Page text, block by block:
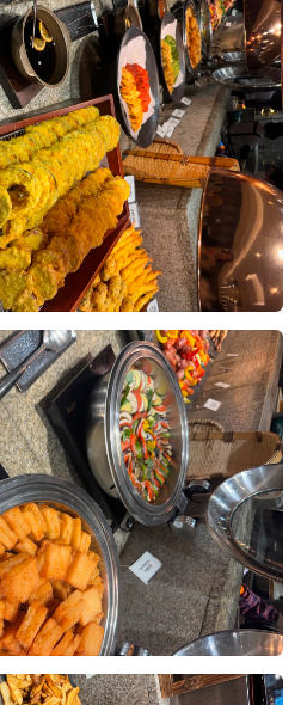
른 뷔페 메뉴들도 전체적으로 깔끔
남녀노소 누구나 맛있게 즐길 수
식을 진행했는데, 부모님께서도 음
좋다고 말씀하셔서 더욱 안심이 됐
면서 하객분들 식사가 가장 신경
는데, 직접 먹어보니 걱정을 조금
니다.
시점에서 웨딩홀 분위기와 연회장
혼이 정말 실감 나더라고요. 두 달
분들을 모시고 식을 올린다고 생각하
도 됐어요.
포에서 예식을 준비하고 계신 예신,
식해보시는 걸 추천드려요. 직접 맛
도 되고, 하객분들께 자신 있게 식
같아요. 개인적으로는 양갈비와
좋겠습니다. 정말 만족스러웠던 웨
다. ??
물, 샐러드 등 메뉴 구성이 다양했
가 크지 않아 전반적으로 만족스
, 떡 등 여러 종류가 준비되어 있어
았습니다. 메인 음식뿐 아니라 후식
다는 점도 마음에 들었습니다.
도 빨리빨리 치워주시고, 음식이 부
확인해 주셔서 편안하게 식사할 수
분들께 무리 없이 만족스러운 식사
같아 안심이 되었습니다. 음식 구성
적으로 고르게 잘 준비된 시식이
+8
?
08-02 2명 읽음
다녀왔는데 생각보다 만족스러웠
았습니다.
기고 부드러워서 세번이나 먹었네
은지는 팔면 사고싶을정도로.. 메인
나에도 신경쓴 모습이 보여서 하객
족하시겠다는 생각이 들었습니다.